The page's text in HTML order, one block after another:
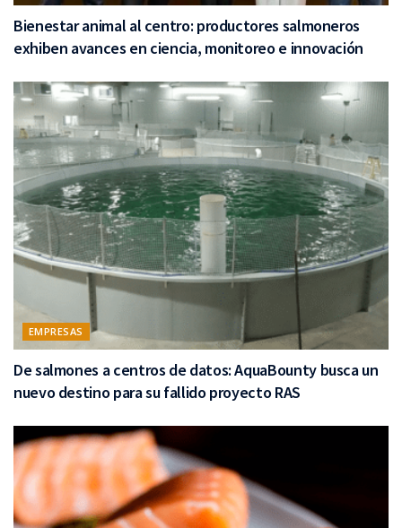
Bienestar animal al centro: productores salmoneros
exhiben avances en ciencia, monitoreo e innovación
EMPRESAS
De salmones a centros de datos: AquaBounty busca un
nuevo destino para su fallido proyecto RAS